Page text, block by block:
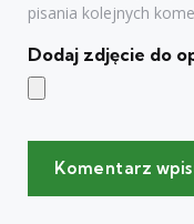
pisania kolejnych
Dodaj zdjęcie do